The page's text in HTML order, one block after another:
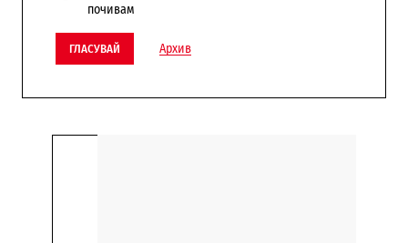
почивам
ГЛАСУВАЙ Архив